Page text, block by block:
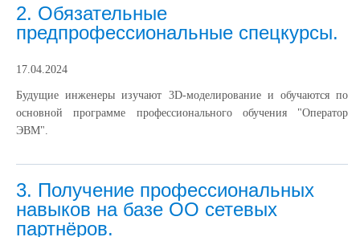
2. Обязательные
предпрофессиональные спецкурсы.
17.04.2024
Будущие инженеры изучают 3D-моделирование и обучаются по
основной программе профессионального обучения "Оператор
ЭВМ".
3. Получение профессиональных
навыков на базе ОО сетевых
партнёров.